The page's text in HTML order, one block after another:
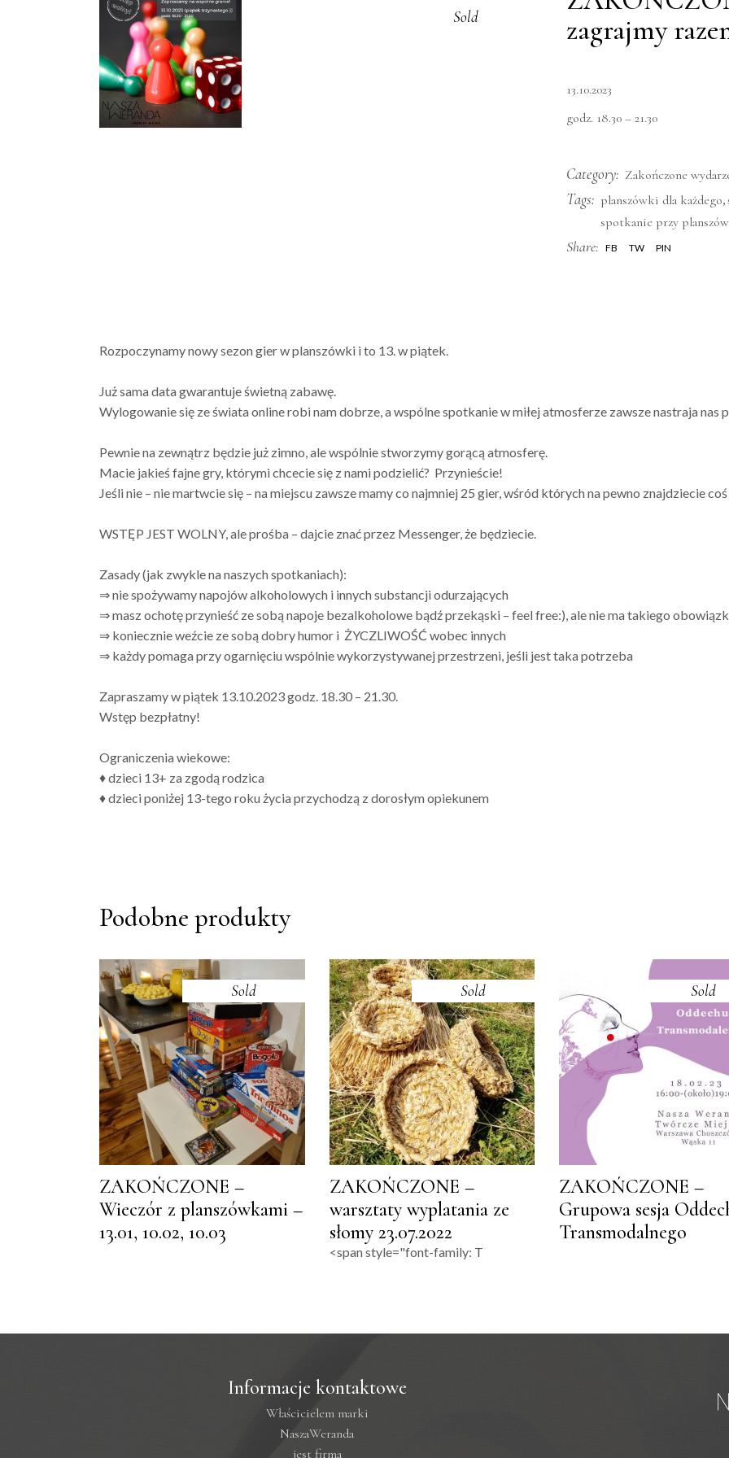
Sold
zagrajmy
13.10.2023
godz. 18.30 – 21.30
Category: Zakończone
Tags: planszówki dla każdego,
spotkanie przy
Share: FB TW PIN
Rozpoczynamy nowy sezon gier w planszówki i to 13. w piątek.
Już sama data gwarantuje świetną zabawę.
Wylogowanie się ze świata online robi nam dobrze, a wspólne spotkanie w miłej atmosferze zawsze nastraja nas
Pewnie na zewnątrz będzie już zimno, ale wspólnie stworzymy gorącą atmosferę.
Macie jakieś fajne gry, którymi chcecie się z nami podzielić? Przynieście!
Jeśli nie – nie martwcie się – na miejscu zawsze mamy co najmniej 25 gier, wśród których na pewno znajdziecie
WSTĘP JEST WOLNY, ale prośba – dajcie znać przez Messenger, że będziecie.
Zasady (jak zwykle na naszych spotkaniach):
⇒ nie spożywamy napojów alkoholowych i innych substancji odurzających
⇒ masz ochotę przynieść ze sobą napoje bezalkoholowe bądź przekąski – feel free:), ale nie ma takiego
⇒ koniecznie weźcie ze sobą dobry humor i ŻYCZLIWOŚĆ wobec innych
⇒ każdy pomaga przy ogarnięciu wspólnie wykorzystywanej przestrzeni, jeśli jest taka potrzeba
Zapraszamy w piątek 13.10.2023 godz. 18.30 – 21.30.
Wstęp bezpłatny!
Ograniczenia wiekowe:
♦ dzieci 13+ za zgodą rodzica
♦ dzieci poniżej 13-tego roku życia przychodzą z dorosłym opiekunem
Podobne produkty
Sold
ZAKOŃCZONE –
Wieczór z planszówkami –
13.01, 10.02, 10.03
Sold
ZAKOŃCZONE –
warsztaty wyplatania ze
słomy 23.07.2022
<span style="font-family: T
Sold
ZAKOŃCZONE –
Grupowa sesja
Transmodalnego
Informacje kontaktowe
Właścicielem marki
NaszaWeranda
jest firma